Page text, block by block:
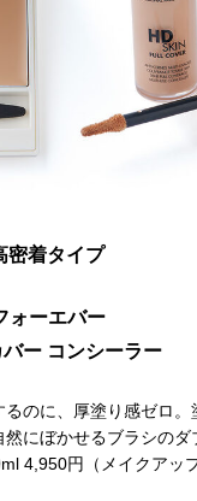
密着タイプ
ォーエバー
ー コンシーラー
のに、厚塗り感ゼロ。
にぼかせるブラシの
4,950円（メイクアッ